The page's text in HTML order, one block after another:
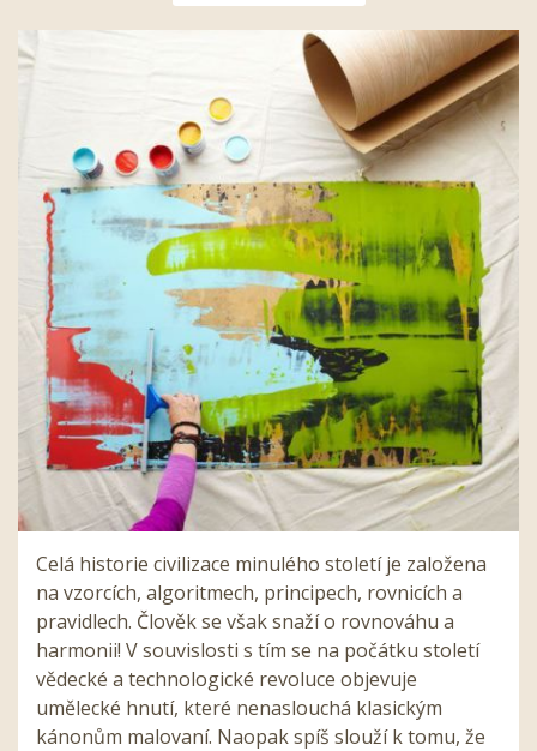
Celá historie civilizace minulého století je založena
na vzorcích, algoritmech, principech, rovnicích a
pravidlech. Člověk se však snaží o rovnováhu a
harmonii! V souvislosti s tím se na počátku století
vědecké a technologické revoluce objevuje
umělecké hnutí, které nenaslouchá klasickým
kánonům malovaní. Naopak spíš slouží k tomu, že